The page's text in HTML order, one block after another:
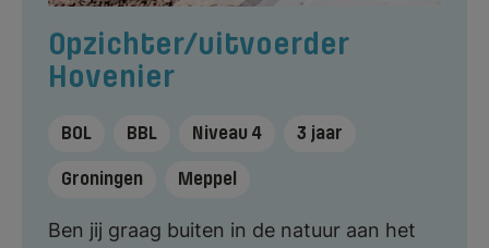
Opzichter/uitvoerder
Hovenier
BOL BBL Niveau 4 3 jaar
Groningen Meppel
Ben jij graag buiten in de natuur aan het